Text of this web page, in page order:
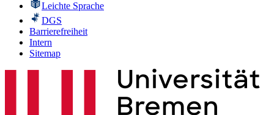
Leichte Sprache
DGS
Barrierefreiheit
Intern
Sitemap